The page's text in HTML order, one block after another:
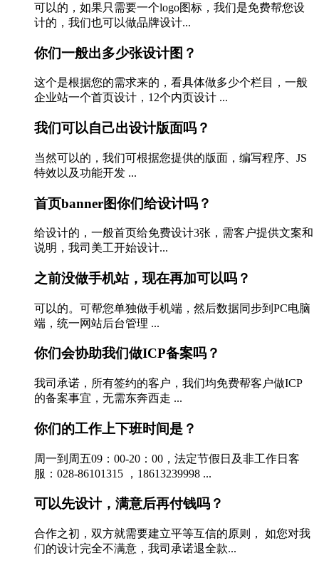
可以的，如果只需要一个logo图标，我们是免费帮您设
计的，我们也可以做品牌设计...
你们一般出多少张设计图？
这个是根据您的需求来的，看具体做多少个栏目，一般
企业站一个首页设计，12个内页设计 ...
我们可以自己出设计版面吗？
当然可以的，我们可根据您提供的版面，编写程序、JS
特效以及功能开发 ...
首页banner图你们给设计吗？
给设计的，一般首页给免费设计3张，需客户提供文案和
说明，我司美工开始设计...
之前没做手机站，现在再加可以吗？
可以的。可帮您单独做手机端，然后数据同步到PC电脑
端，统一网站后台管理 ...
你们会协助我们做ICP备案吗？
我司承诺，所有签约的客户，我们均免费帮客户做ICP
的备案事宜，无需东奔西走 ...
你们的工作上下班时间是？
周一到周五09：00-20：00，法定节假日及非工作日客
服：028-86101315 ，18613239998 ...
可以先设计，满意后再付钱吗？
合作之初，双方就需要建立平等互信的原则， 如您对我
们的设计完全不满意，我司承诺退全款...